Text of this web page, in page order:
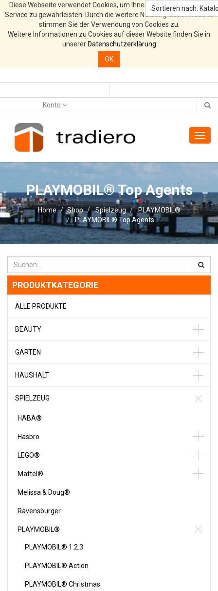
Diese Webseite verwendet Cookies, um Ihnen den bestmöglichen
Service zu gewährleisten. Durch die weitere Nutzung dieser Website
stimmen Sie der Verwendung von Cookies zu.
Weitere Informationen zu Cookies auf dieser Website finden Sie in
unserer Datenschutzerklärung
OK
Konto
PLAYMOBIL® Top Agents
Home Shop Spielzeug
PLAYMOBIL®
PLAYMOBIL® Top Agents
Sortieren nach:
PRODUKTKATEGORIE
ALLE PRODUKTE
BEAUTY
GARTEN
HAUSHALT
SPIELZEUG
HABA®
Hasbro
LEGO®
Mattel®
Melissa & Doug®
Ravensburger
PLAYMOBIL®
PLAYMOBIL® 1.2.3
PLAYMOBIL® Action
PLAYMOBIL® Christmas